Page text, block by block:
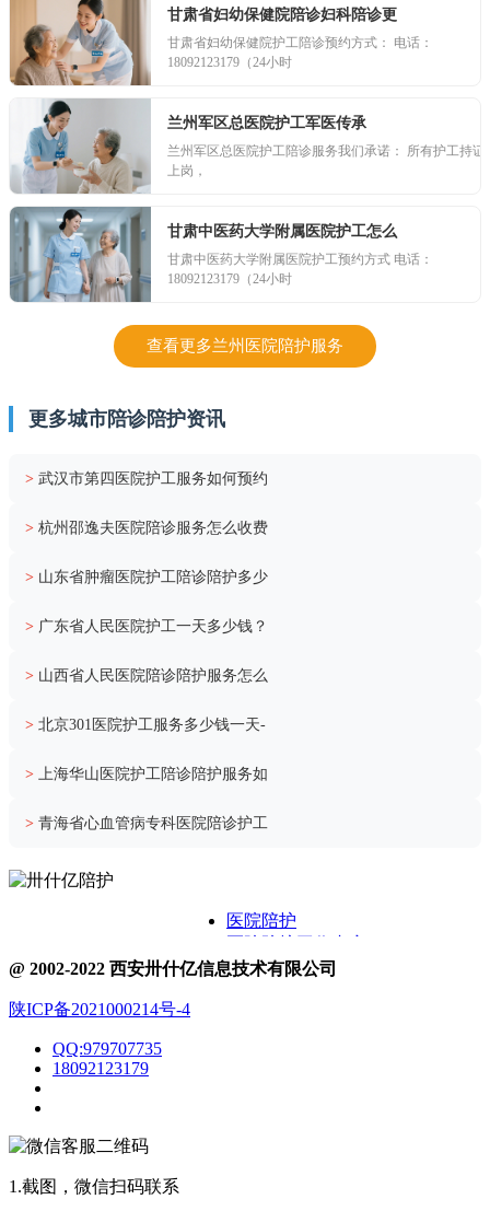
甘肃省妇幼保健院陪诊妇科陪诊更
甘肃省妇幼保健院护工陪诊预约方式： 电话：
18092123179（24小时
兰州军区总医院护工军医传承
兰州军区总医院护工陪诊服务我们承诺： 所有护工持证
上岗，
甘肃中医药大学附属医院护工怎么
甘肃中医药大学附属医院护工预约方式 电话：
18092123179（24小时
查看更多兰州医院陪护服务
更多城市陪诊陪护资讯
> 武汉市第四医院护工服务如何预约
> 杭州邵逸夫医院陪诊服务怎么收费
> 山东省肿瘤医院护工陪诊陪护多少
> 广东省人民医院护工一天多少钱？
> 山西省人民医院陪诊陪护服务怎么
> 北京301医院护工服务多少钱一天-
> 上海华山医院护工陪诊陪护服务如
> 青海省心血管病专科医院陪诊护工
医院陪护
关于卅什亿
@ 2002-2022 西安卅什亿信息技术有限公司
陕ICP备2021000214号-4
QQ:979707735
18092123179
1.截图，微信扫码联系